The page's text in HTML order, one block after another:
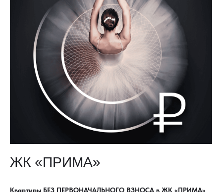
ЖК «ПРИМА»
Квартиры БЕЗ ПЕРВОНАЧАЛЬНОГО ВЗНОСА в ЖК «ПРИМА»